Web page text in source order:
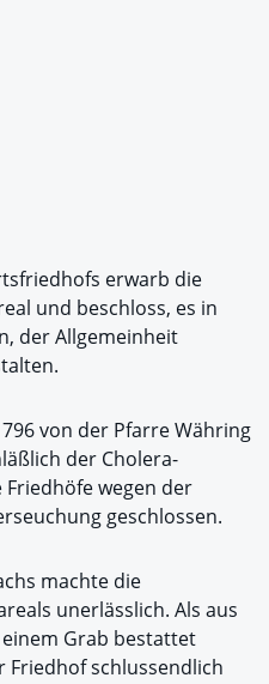
erwarb die
und beschloss, es in
der Allgemeinheit
von der Pfarre Währing
der Cholera-
Friedhöfe wegen der
geschlossen.
machte die
unerlässlich. Als aus
Grab bestattet
schlussendlich